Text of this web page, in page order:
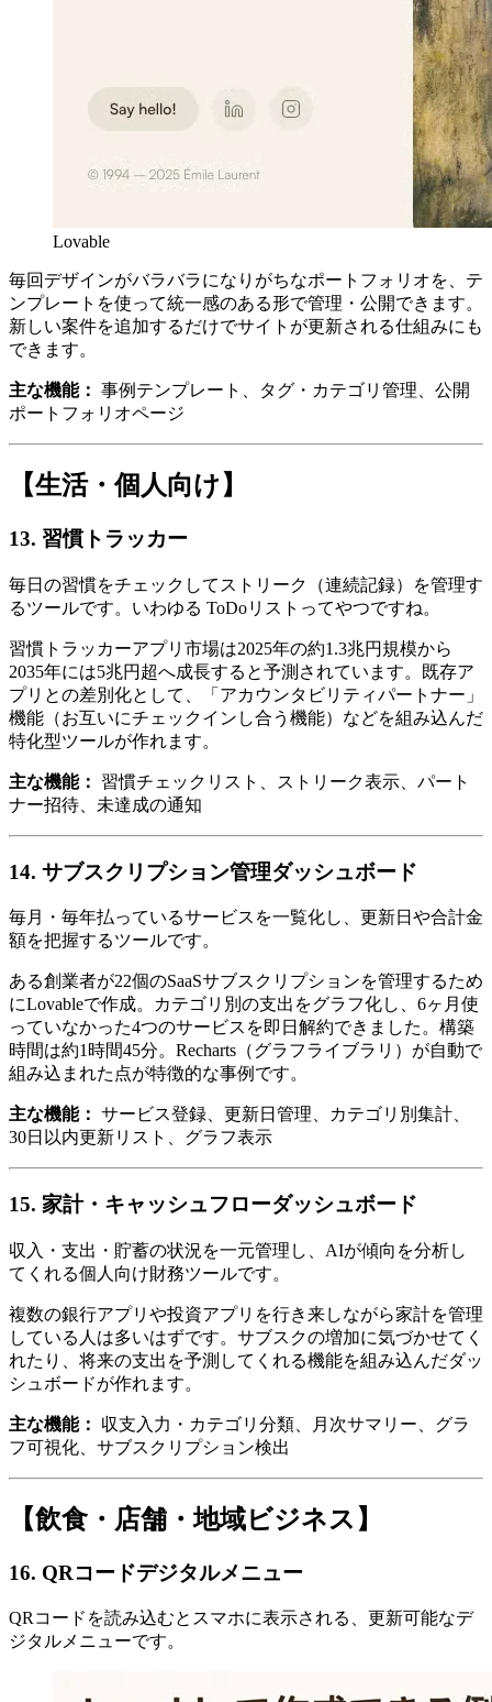
Lovable
毎回デザインがバラバラになりがちなポートフォリオを、テ
ンプレートを使って統一感のある形で管理・公開できます。
新しい案件を追加するだけでサイトが更新される仕組みにも
できます。
主な機能： 事例テンプレート、タグ・カテゴリ管理、公開
ポートフォリオページ
【生活・個人向け】
13. 習慣トラッカー
毎日の習慣をチェックしてストリーク（連続記録）を管理す
るツールです。いわゆる ToDoリストってやつですね。
習慣トラッカーアプリ市場は2025年の約1.3兆円規模から
2035年には5兆円超へ成長すると予測されています。既存ア
プリとの差別化として、「アカウンタビリティパートナー」
機能（お互いにチェックインし合う機能）などを組み込んだ
特化型ツールが作れます。
主な機能：
習慣チェックリスト、ストリーク表示、パート
ナー招待、未達成の通知
14. サブスクリプション管理ダッシュボード
毎月・毎年払っているサービスを一覧化し、更新日や合計金
額を把握するツールです。
ある創業者が22個のSaaSサブスクリプションを管理するため
にLovableで作成。カテゴリ別の支出をグラフ化し、6ヶ月使
っていなかった4つのサービスを即日解約できました。構築
時間は約1時間45分。Recharts（グラフライブラリ）が自動で
組み込まれた点が特徴的な事例です。
主な機能： サービス登録、更新日管理、カテゴリ別集計、
30日以内更新リスト、グラフ表示
15. 家計・キャッシュフローダッシュボード
収入・支出・貯蓄の状況を一元管理し、AIが傾向を分析し
てくれる個人向け財務ツールです。
複数の銀行アプリや投資アプリを行き来しながら家計を管理
している人は多いはずです。サブスクの増加に気づかせてく
れたり、将来の支出を予測してくれる機能を組み込んだダッ
シュボードが作れます。
主な機能：
収支入力・カテゴリ分類、月次サマリー、グラ
フ可視化、サブスクリプション検出
【飲食・店舗・地域ビジネス】
16. QRコードデジタルメニュー
QRコードを読み込むとスマホに表示される、更新可能なデ
ジタルメニューです。